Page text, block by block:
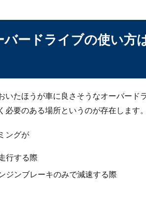
ラジエーターの冷却水
バードライブの使い方
いたほうが車に良さそうなオーバードラ
必要のある場所というのが存在します。
ングが
行する際
ジンブレーキのみで減速する際